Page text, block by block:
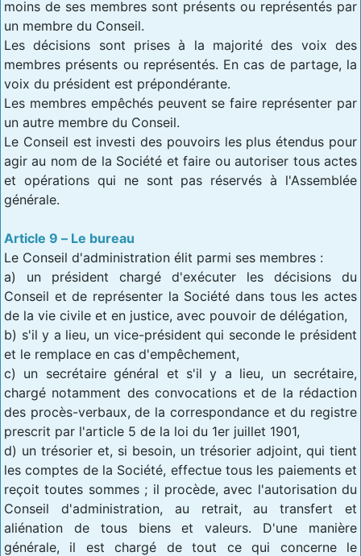
moins de ses membres sont présents ou représentés par
un membre du Conseil.
Les décisions sont prises à la majorité des voix des
membres présents ou représentés. En cas de partage, la
voix du président est prépondérante.
Les membres empêchés peuvent se faire représenter par
un autre membre du Conseil.
Le Conseil est investi des pouvoirs les plus étendus pour
agir au nom de la Société et faire ou autoriser tous actes
et opérations qui ne sont pas réservés à l'Assemblée
générale.
Article 9 – Le bureau
Le Conseil d'administration élit parmi ses membres :
a) un président chargé d'exécuter les décisions du
Conseil et de représenter la Société dans tous les actes
de la vie civile et en justice, avec pouvoir de délégation,
b) s'il y a lieu, un vice-président qui seconde le président
et le remplace en cas d'empêchement,
c) un secrétaire général et s'il y a lieu, un secrétaire,
chargé notamment des convocations et de la rédaction
des procès-verbaux, de la correspondance et du registre
prescrit par l'article 5 de la loi du 1er juillet 1901,
d) un trésorier et, si besoin, un trésorier adjoint, qui tient
les comptes de la Société, effectue tous les paiements et
reçoit toutes sommes ; il procède, avec l'autorisation du
Conseil d'administration, au retrait, au transfert et
aliénation de tous biens et valeurs. D'une manière
générale, il est chargé de tout ce qui concerne le